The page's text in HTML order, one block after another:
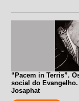
“Pacem in Terris”.
social do
Josaphat